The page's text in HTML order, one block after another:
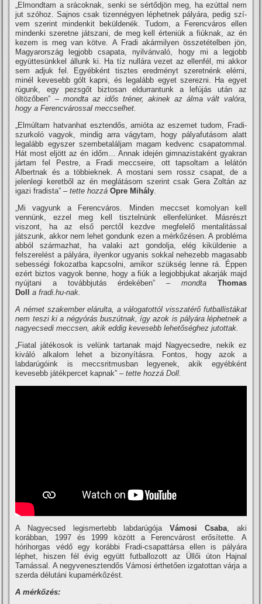
„Elmondtam a srácoknak, senki se sértődjön meg, ha ezúttal nem
jut szóhoz. Sajnos csak tizennégyen léphetnek pályára, pedig szí­
vem szerint mindenkit beküldenék. Tudom, a Ferencváros ellen
mindenki szeretne játszani, de meg kell érteniük a fiúknak, az én
kezem is meg van kötve. A Fradi akármilyen összetételben jön,
Magyarország legjobb csapata, nyilvánvaló, hogy mi a legjobb
együttesünkkel állunk ki. Ha tí­z nullára vezet az ellenfél, mi akkor
sem adjuk fel. Egyébként tisztes eredményt szeretnénk elérni,
minél kevesebb gólt kapni, és legalább egyet szerezni. Ha egyet
rúgunk, egy pezsgőt biztosan eldurrantunk a lefújás után az
öltözőben” – mondta az idős tréner, akinek az álma vált valóra,
hogy a Ferencvárossal meccselhet.
„Elmúltam hatvanhat esztendős, amióta az eszemet tudom, Fradi-
szurkoló vagyok, mindig arra vágytam, hogy pályafutásom alatt
legalább egyszer szembetaláljam magam kedvenc csapatommal.
Hát most eljött az én időm… Annak idején gimnazistaként gyakran
jártam fel Pestre, a Fradi meccseire, ott tapsoltam a lelátón
Albertnak és a többieknek. A mostani sem rossz csapat, de a
jelenlegi keretből az én meglátásom szerint csak Gera Zoltán az
igazi fradista” – tette hozzáOpre Mihály.
„Mi vagyunk a Ferencváros. Minden meccset komolyan kell
vennünk, ezzel meg kell tisztelnünk ellenfelünket. Másrészt
viszont, ha az első perctől kezdve megfelelő mentalitással
játszunk, akkor nem lehet gondunk ezen a mérkőzésen. A probléma
abból származhat, ha valaki azt gondolja, elég kiküldenie a
felszerelést a pályára, ilyenkor ugyanis sokkal nehezebb magasabb
sebességi fokozatba kapcsolni, amikor szükség lenne rá. Éppen
ezért biztos vagyok benne, hogy a fiúk a legjobbjukat akarják majd
nyújtani a továbbjutás érdekében” – mondta Thomas
Doll
a fradi.hu-nak.
A német szakember elárulta, a válogatottól visszatérő futballistákat
nem teszi ki a négyórás buszútnak, í­gy azok is pályára léphetnek a
nagyecsedi meccsen, akik eddig kevesebb lehetőséghez jutottak.
„Fiatal játékosok is velünk tartanak majd Nagyecsedre, nekik ez
kiváló alkalom lehet a bizonyí­tásra. Fontos, hogy azok a
labdarúgóink is meccsritmusban legyenek, akik egyébként
kevesebb játékpercet kapnak” – tette hozzá Doll.
A Nagyecsed legismertebb labdarúgójaVámosi Csaba, aki
korábban, 1997 és 1999 között a Ferencvárost erősí­tette. A
hórihorgas védő egy korábbi Fradi-csapattársa ellen is pályára
léphet, hiszen fél évig együtt futballozott az Üllői úton Hajnal
Tamással. A negyvenesztendős Vámosi érthetően izgatottan várja a
szerda délutáni kupamérkőzést.
A mérkőzés: